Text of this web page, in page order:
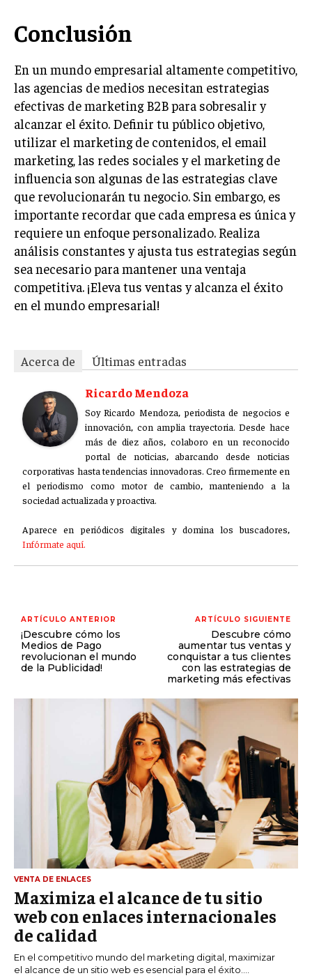
SOCIAL
Acerca de Últimas entradas
Ricardo Mendoza
Soy Ricardo Mendoza, periodista de negocios e
innovación, con amplia trayectoria. Desde hace
más de diez años, colaboro en un reconocido
portal de noticias, abarcando desde noticias
corporativas hasta tendencias innovadoras. Creo firmemente en
el periodismo como motor de cambio, manteniendo a la
sociedad actualizada y proactiva.
Aparece en periódicos digitales y domina los buscadores,
Infórmate aquí.
Conclusión
En un mundo empresarial altamente competitivo,
las agencias de medios necesitan estrategias
efectivas de marketing B2B para sobresalir y
alcanzar el éxito. Definir tu público objetivo,
utilizar el marketing de contenidos, el email
marketing, las redes sociales y el marketing de
influencia son algunas de las estrategias clave
que revolucionarán tu negocio. Sin embargo, es
importante recordar que cada empresa es única y
requiere un enfoque personalizado. Realiza
análisis constantes y ajusta tus estrategias según
sea necesario para mantener una ventaja
competitiva. ¡Eleva tus ventas y alcanza el éxito
en el mundo empresarial!
Acerca de
Últimas entradas
Ricardo Mendoza
Soy Ricardo Mendoza, periodista de negocios e
innovación, con amplia trayectoria. Desde hace
más de diez años, colaboro en un reconocido
portal de noticias, abarcando desde noticias
corporativas hasta tendencias innovadoras. Creo firmemente en
el periodismo como motor de cambio, manteniendo a la
sociedad actualizada y proactiva.
Aparece en periódicos digitales y domina los buscadores,
Infórmate aquí.
ARTÍCULO ANTERIOR
¡Descubre cómo los
Medios de Pago
revolucionan el mundo
de la Publicidad!
ARTÍCULO SIGUIENTE
Descubre cómo
aumentar tus ventas y
conquistar a tus clientes
con las estrategias de
marketing más efectivas
VENTA DE ENLACES
Maximiza el alcance de tu sitio
web con enlaces internacionales
de calidad
En el competitivo mundo del marketing digital, maximizar
el alcance de un sitio web es esencial para el éxito....